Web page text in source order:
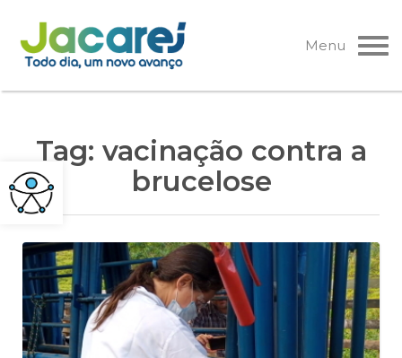
Pular
para
o
Menu
Tag: vacinação contra a
brucelose